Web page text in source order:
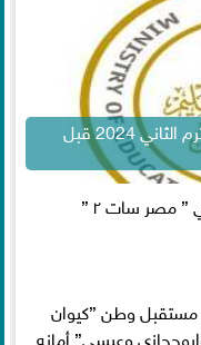
التعليم تشدد على الانتهاء من مناهج الترم الثاني 2024 قبل
” مصر سات ٢ ”
وطن ”كيوان
وعيسي” أمانه